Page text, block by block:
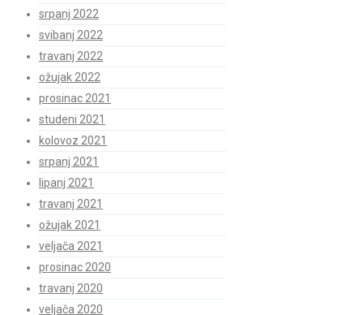
srpanj 2022
svibanj 2022
travanj 2022
ožujak 2022
prosinac 2021
studeni 2021
kolovoz 2021
srpanj 2021
lipanj 2021
travanj 2021
ožujak 2021
veljača 2021
prosinac 2020
travanj 2020
veljača 2020